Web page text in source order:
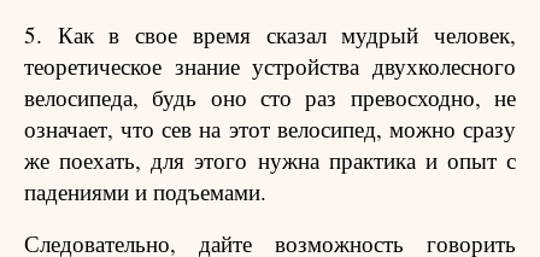
5. Как в свое время сказал мудрый человек,
теоретическое знание устройства двухколесного
велосипеда, будь оно сто раз превосходно, не
означает, что сев на этот велосипед, можно сразу
же поехать, для этого нужна практика и опыт с
падениями и подъемами.
Следовательно, дайте возможность говорить